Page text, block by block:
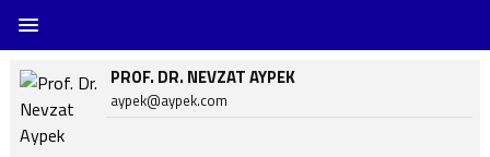
PROF. DR. NEVZAT AYPEK
aypek@aypek.com